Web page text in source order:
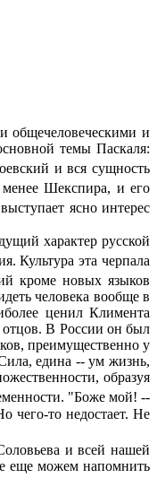
общечеловеческими и
темы Паскаля:
и вся сущность
менее Шекспира, и его
ясно интерес
характер русской
Культура эта черпала
кроме новых языков
человека вообще в
ценил Климента
отцов. В России он был
преимущественно у
едина -- ум жизнь,
образуя
"Боже мой! --
то недостает. Не
и всей нашей
еще можем напомнить